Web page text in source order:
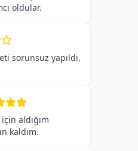
oldular.
sorunsuz yapıldı,
aldığım
kaldım.